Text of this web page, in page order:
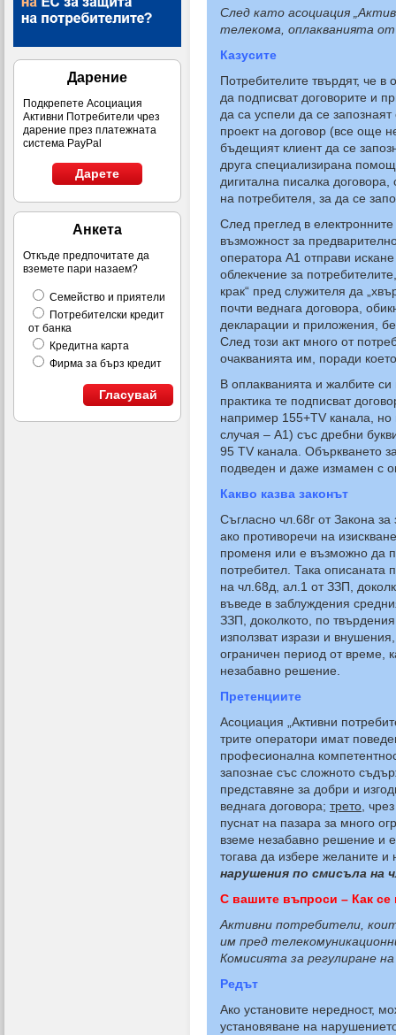
Дарение
Подкрепете Асоциация
Активни Потребители чрез
дарение през платежната
система PayPal
Дарете
Анкета
Откъде предпочитате да
вземете пари назаем?
Семейство и приятели
Потребителски кредит
от банка
Кредитна карта
Фирма за бърз кредит
Гласувай
След като асоциация
телекома, оплакванията
Казусите
Потребителите твърдят, че
да подписват договорите и
да са успели да се
проект на договор (все още
бъдещият клиент да се
друга специализирана
дигитална писалка
на потребителя, за да се
След преглед в
възможност за
оператора А1 отправи
облекчение за
крак“ пред служителя да
почти веднага договора,
декларации и приложения,
След този акт много от
очакванията им, поради
В оплакванията и жалбите си
практика те подписват
например 155+TV канала, но
случая – А1) със дребни
95 TV канала. Объркването
подведен и даже измамен с
Какво казва законът
Съгласно чл.68г от Закона
ако противоречи на
променя или е възможно да
потребител. Така
на чл.68д, ал.1 от ЗЗП,
въведе в заблуждения
ЗЗП, доколкото, по
използват изрази и
ограничен период от време,
незабавно решение.
Претенциите
Асоциация „Активни
трите оператори имат
професионална
запознае със сложното
представяне за добри и
веднага договора; трето,
пуснат на пазара за много
вземе незабавно решение и
тогава да избере желаните
нарушения по смисъла на
С вашите въпроси – Как
Активни потребители,
им пред
Комисията за регулиране
Редът
Ако установите нередност,
установяване на